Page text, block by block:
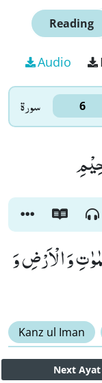
Reading
Audio
سورۃ 6
وَ الْاَرْضِ وَ
Kanz ul Iman
Next Ayat